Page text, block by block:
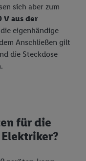
sich aber zum
V aus der
eigenhändige
Anschließen gilt
die Steckdose
für die